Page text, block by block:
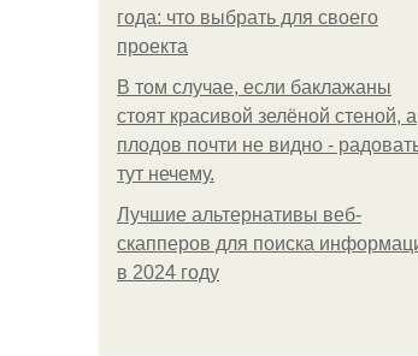
года: что выбрать для своего
проекта
В том случае, если баклажаны
стоят красивой зелёной стеной, а
плодов почти не видно -
тут нечему.
Лучшие альтернативы веб-
скапперов для поиска
в 2024 году